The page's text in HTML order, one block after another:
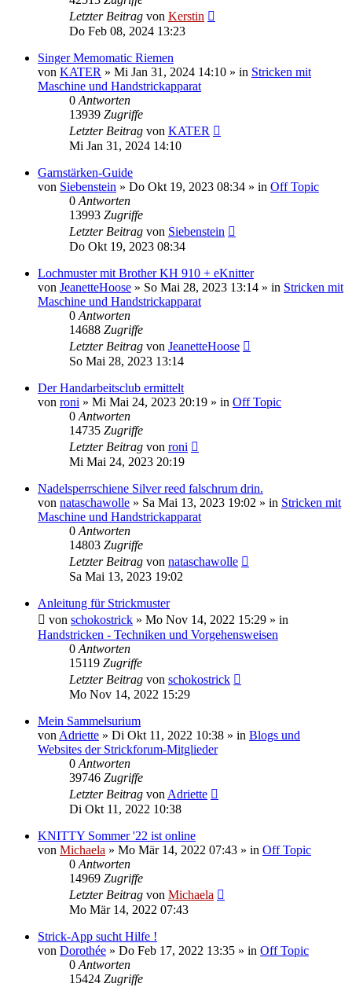
Letzter Beitrag von Kerstin
Do Feb 08, 2024 13:23
Singer Memomatic Riemen
von KATER » Mi Jan 31, 2024 14:10 » in Stricken mit
Maschine und Handstrickapparat
0 Antworten
13939 Zugriffe
Letzter Beitrag von KATER
Mi Jan 31, 2024 14:10
Garnstärken-Guide
von Siebenstein » Do Okt 19, 2023 08:34 » in Off Topic
0 Antworten
13993 Zugriffe
Letzter Beitrag von Siebenstein
Do Okt 19, 2023 08:34
Lochmuster mit Brother KH 910 + eKnitter
von JeanetteHoose » So Mai 28, 2023 13:14 » in Stricken mit
Maschine und Handstrickapparat
0 Antworten
14688 Zugriffe
Letzter Beitrag von JeanetteHoose
So Mai 28, 2023 13:14
Der Handarbeitsclub ermittelt
von roni » Mi Mai 24, 2023 20:19 » in Off Topic
0 Antworten
14735 Zugriffe
Letzter Beitrag von roni
Mi Mai 24, 2023 20:19
Nadelsperrschiene Silver reed falschrum drin.
von nataschawolle » Sa Mai 13, 2023 19:02 » in Stricken mit
Maschine und Handstrickapparat
0 Antworten
14803 Zugriffe
Letzter Beitrag von nataschawolle
Sa Mai 13, 2023 19:02
Anleitung für Strickmuster
von schokostrick » Mo Nov 14, 2022 15:29 » in
Handstricken - Techniken und Vorgehensweisen
0 Antworten
15119 Zugriffe
Letzter Beitrag von schokostrick
Mo Nov 14, 2022 15:29
Mein Sammelsurium
von Adriette » Di Okt 11, 2022 10:38 » in Blogs und
Websites der Strickforum-Mitglieder
0 Antworten
39746 Zugriffe
Letzter Beitrag von Adriette
Di Okt 11, 2022 10:38
KNITTY Sommer '22 ist online
von Michaela » Mo Mär 14, 2022 07:43 » in Off Topic
0 Antworten
14969 Zugriffe
Letzter Beitrag von Michaela
Mo Mär 14, 2022 07:43
Strick-App sucht Hilfe !
von Dorothée » Do Feb 17, 2022 13:35 » in Off Topic
0 Antworten
15424 Zugriffe